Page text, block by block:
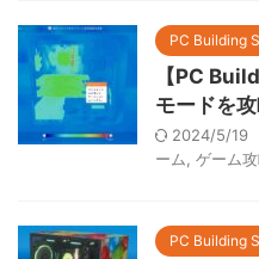
PC Building
【PC
モードを
2024/5/19
ーム
ゲーム
PC Building